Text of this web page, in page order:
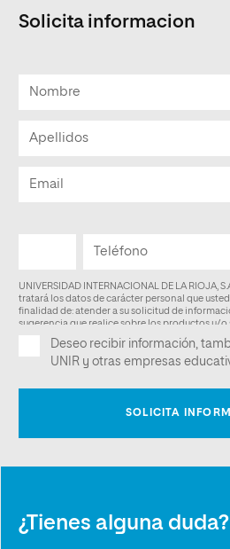
Solicita informacion
¿Tienes alguna duda?